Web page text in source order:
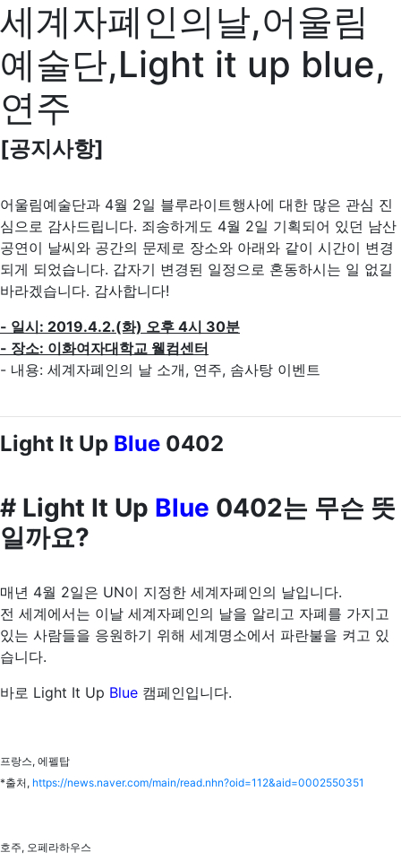
세계자폐인의날,어울림
예술단,Light it up blue,
연주
[공지사항]
어울림예술단과 4월 2일 블루라이트행사에 대한 많은 관심 진
심으로 감사드립니다. 죄송하게도 4월 2일 기획되어 있던 남산
공연이 날씨와 공간의 문제로 장소와 아래와 같이 시간이 변경
되게 되었습니다. 갑자기 변경된 일정으로 혼동하시는 일 없길
바라겠습니다. 감사합니다!
- 일시: 2019.4.2.(화) 오후 4시 30분
- 장소: 이화여자대학교 웰컴센터
- 내용: 세계자폐인의 날 소개, 연주, 솜사탕 이벤트
Light It Up Blue 0402
# Light It Up Blue 0402는 무슨 뜻
일까요?
매년 4월 2일은 UN이 지정한 세계자폐인의 날입니다.
전 세계에서는 이날 세계자폐인의 날을 알리고 자폐를 가지고
있는 사람들을 응원하기 위해 세계명소에서 파란불을 켜고 있
습니다.
바로 Light It Up Blue 캠페인입니다.
프랑스, 에펠탑
*출처, https://news.naver.com/main/read.nhn?oid=112&aid=0002550351
호주, 오페라하우스